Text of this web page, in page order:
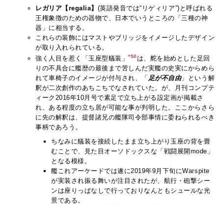
レガリア【regalia】 (英語発音では“リゲィリア”)と呼ばれる
王権象徴のための器物で、日本でいうところの「三種の神
器」に相当する。
これらの装飾にはマストやブリッジをイメージしたデザイン
が取り入れられている。
強く人目を惹く「玉座型艤装」*50は、舵を始めとした足回
りの不具合に艦歴の最後まで苦しんだ実艦の史実にからめら
れて車椅子のイメージが付与され、「 足が不自由」という解
釈が二次創作のあちこちでなされていた。が、月刊コンプテ
ィーク2016年10月号で素足で立ち上がる設定画が掲載さ
れ、ある程度の立ち居が可能な事が判明した。ここからさら
に先の解釈は、提督諸兄の艦隊司令部事情に委ねられるべき
事柄であろう。
ちなみに艤装を接続したまま立ち上がり玉座の背を畳
むことで、見た目オーソドックスな「戦闘展開mode」
となる模様。
艦これアーケードでは遂に2019年9月下旬にWarspite
が実装され振る舞いが注目されたが、航行・砲撃シー
ンは座りっぱなしで行っておりなんともシュールな光
景である。